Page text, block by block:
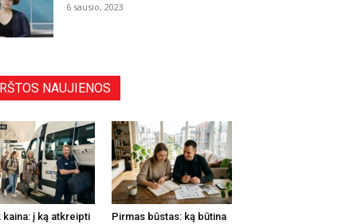
6 sausio, 2023
NAUJIENOS
kaina: į ką atkreipti
Pirmas būstas: ką būtina